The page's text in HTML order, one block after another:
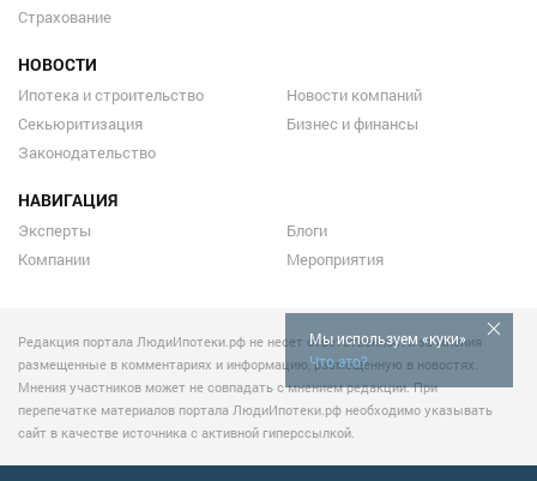
Мы используем «куки»
Что это?
Страхование
НОВОСТИ
Ипотека и строительство
Секьюритизация
Законодательство
Новости компаний
Бизнес и финансы
НАВИГАЦИЯ
Эксперты
Компании
Блоги
Мероприятия
Редакция портала ЛюдиИпотеки.рф не несет ответственности за мнения
размещенные в комментариях и информацию, размещенную в новостях.
Мнения участников может не совпадать с мнением редакции. При
перепечатке материалов портала ЛюдиИпотеки.рф необходимо указывать
сайт в качестве источника с активной гиперссылкой.